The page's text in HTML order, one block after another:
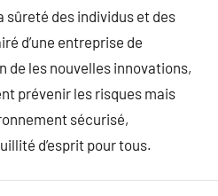
sûreté des individus et des
d’une entreprise de
de les nouvelles innovations,
prévenir les risques mais
sécurisé,
d’esprit pour tous.